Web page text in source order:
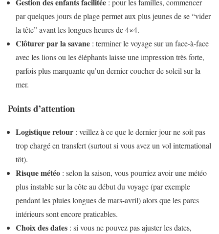
: pour les familles, commencer
par quelques jours de plage permet aux plus jeunes de se “vider
la tête” avant les longues heures de 4×4.
Clôturer par la savane : terminer le voyage sur un face-à-face
avec les lions ou les éléphants laisse une impression très forte,
parfois plus marquante qu’un dernier coucher de soleil sur la
mer.
Points d’attention
Logistique retour : veillez à ce que le dernier jour ne soit pas
trop chargé en transfert (surtout si vous avez un vol international
tôt).
Risque météo : selon la saison, vous pourriez avoir une météo
plus instable sur la côte au début du voyage (par exemple
pendant les pluies longues de mars-avril) alors que les parcs
intérieurs sont encore praticables.
Choix des dates : si vous ne pouvez pas ajuster les dates,